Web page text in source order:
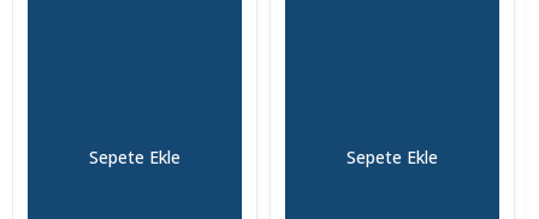
Sepete Ekle Sepete Ekle